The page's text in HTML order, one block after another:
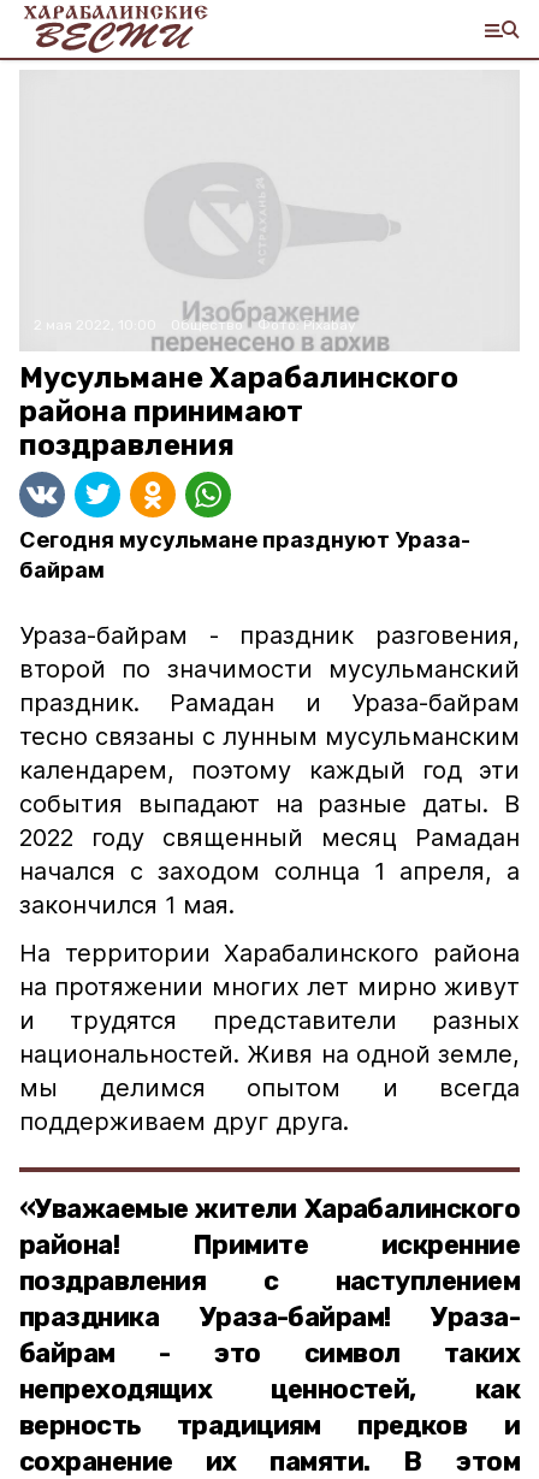
Общество Фото:Pixabay
Мусульмане Харабалинского
района принимают
поздравления
Сегодня мусульмане празднуют Ураза-
байрам
Ураза-байрам - праздник разговения,
второй по значимости мусульманский
праздник. Рамадан и Ураза-байрам
тесно связаны с лунным мусульманским
календарем, поэтому каждый год эти
события выпадают на разные даты. В
2022 году священный месяц Рамадан
начался с заходом солнца 1 апреля, а
закончился 1 мая.
На территории Харабалинского района
на протяжении многих лет мирно живут
и трудятся представители разных
национальностей. Живя на одной земле,
мы делимся опытом и всегда
поддерживаем друг друга.
«Уважаемые жители Харабалинского
района! Примите искренние
поздравления с наступлением
праздника Ураза-байрам! Ураза-
байрам - это символ таких
непреходящих ценностей, как
верность традициям предков и
сохранение их памяти. В этом